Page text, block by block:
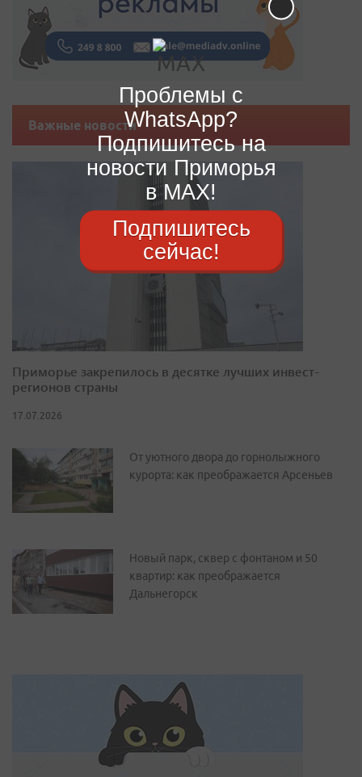
Важные новости
Приморье закрепилось в десятке лучших инвест-
регионов страны
17.07.2026
От уютного двора до горнолыжного
курорта: как преображается Арсеньев
Новый парк, сквер с фонтаном и 50
квартир: как преображается
Дальнегорск
Проблемы с
WhatsApp?
Подпишитесь на
новости Приморья
в MAX!
Подпишитесь
сейчас!